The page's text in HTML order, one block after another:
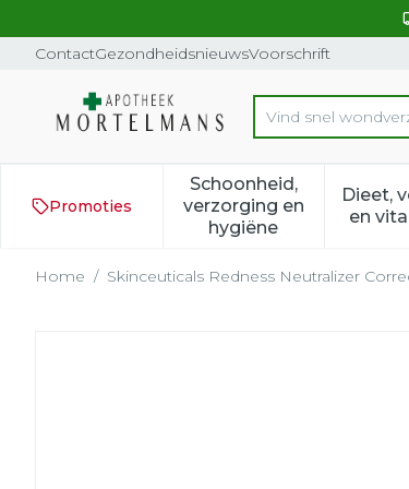
ContactGezondheidsnieuwsVoorschrift
Product, merk,
Vind s
Promoties
Schoonheid,
verzorging en
hygiëne
Toon submenu
Dieet,
en
Home / Skinceuticals Redness Neutralizer
Skinceuticals